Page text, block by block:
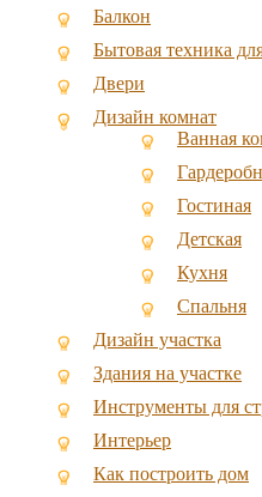
Балкон
Бытовая техника
Двери
Дизайн комнат
Ванная
Гостиная
Детская
Кухня
Спальня
Дизайн участка
Здания на участке
Инструменты для
Интерьер
Как построить дом